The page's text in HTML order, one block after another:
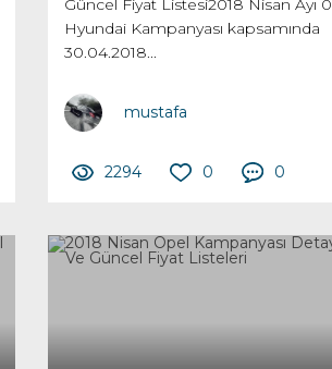
Hyundai Kampanyası kapsamında
30.04.2018...
mustafa
2294 0 0